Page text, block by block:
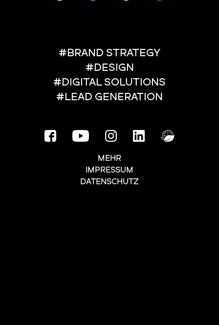
#BRAND STRATEGY
#DESIGN
#DIGITAL SOLUTIONS
#LEAD GENERATION
MEHR
IMPRESSUM
DATENSCHUTZ